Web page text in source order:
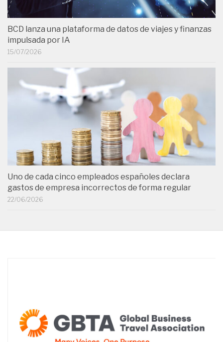
BCD lanza una plataforma de datos de viajes y finanzas
impulsada por IA
15/07/2026
Uno de cada cinco empleados españoles declara
gastos de empresa incorrectos de forma regular
22/06/2026